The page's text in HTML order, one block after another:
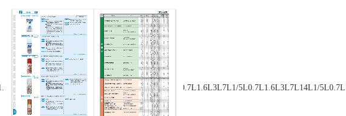
5L0.7L1.6L5L10L1/5L0.7L1.6L5L10L0.7L1.6L3L7L1/5L0.7L1.6L3L7L14L1/